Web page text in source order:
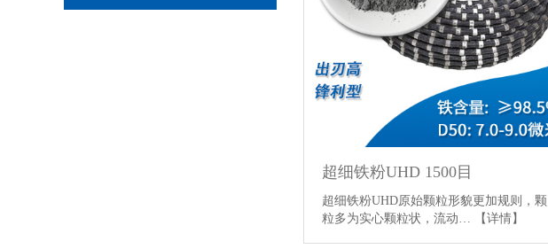
超细铁粉UHD 1500目
超细铁粉UHD原始颗粒形貌更加规则，颗
粒多为实心颗粒状，流动…
【详情】